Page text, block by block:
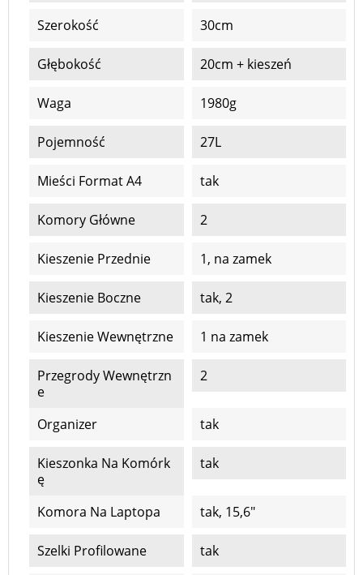
Szerokość 30cm
Głębokość 20cm + kieszeń
Waga 1980g
Pojemność 27L
Mieści Format A4 tak
Komory Główne 2
Kieszenie Przednie 1, na zamek
Kieszenie Boczne tak, 2
Kieszenie Wewnętrzne 1 na zamek
Przegrody Wewnętrzn
E
2
Organizer tak
Kieszonka Na Komórk
Ę
tak
Komora Na Laptopa tak, 15,6"
Szelki Profilowane tak